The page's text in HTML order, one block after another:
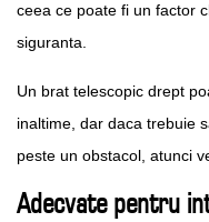
ceea ce poate fi un factor
siguranta.
Un brat telescopic drept
inaltime, dar daca trebuie
peste un obstacol, atunci
Adecvate pentru